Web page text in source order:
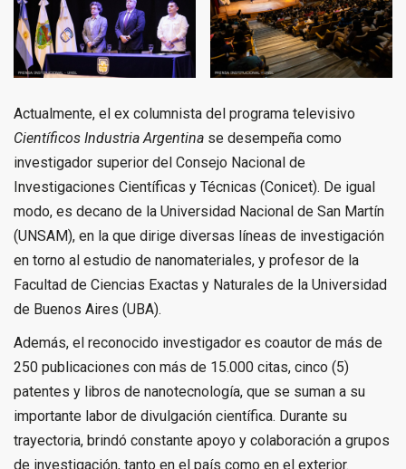
Actualmente, el ex columnista del programa televisivo
Científicos Industria Argentina se desempeña como
investigador superior del Consejo Nacional de
Investigaciones Científicas y Técnicas (Conicet). De igual
modo, es decano de la Universidad Nacional de San Martín
(UNSAM), en la que dirige diversas líneas de investigación
en torno al estudio de nanomateriales, y profesor de la
Facultad de Ciencias Exactas y Naturales de la Universidad
de Buenos Aires (UBA).
Además, el reconocido investigador es coautor de más de
250 publicaciones con más de 15.000 citas, cinco (5)
patentes y libros de nanotecnología, que se suman a su
importante labor de divulgación científica. Durante su
trayectoria, brindó constante apoyo y colaboración a grupos
de investigación, tanto en el país como en el exterior.